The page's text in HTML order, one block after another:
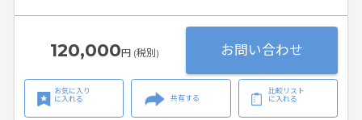
120,000円 (税別) お問い合わせ
お気に入り
に入れる
共有する
比較リスト
に入れる